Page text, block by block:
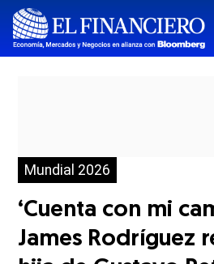
Mundial 2026
‘Cuenta con mi
James Rodríguez